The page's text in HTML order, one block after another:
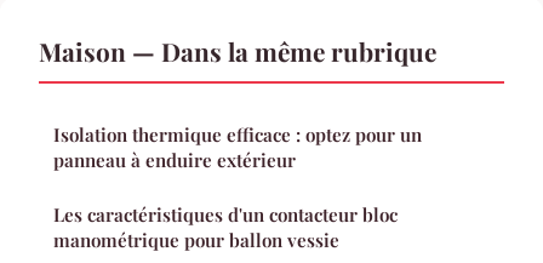
Maison — Dans la même rubrique
Isolation thermique efficace : optez pour un
panneau à enduire extérieur
Les caractéristiques d'un contacteur bloc
manométrique pour ballon vessie